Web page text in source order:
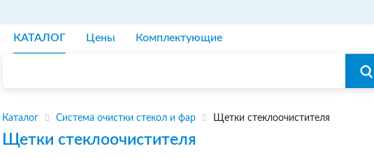
КАТАЛОГ Цены Комплектующие
Каталог Система очистки стекол и фар Щетки стеклоочистителя
Щетки стеклоочистителя